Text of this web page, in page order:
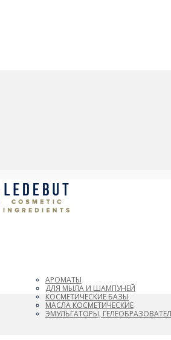
АРОМАТЫ
ДЛЯ МЫЛА И ШАМПУНЕЙ
КОСМЕТИЧЕСКИЕ БАЗЫ
МАСЛА КОСМЕТИЧЕСКИЕ
ЭМУЛЬГАТОРЫ,